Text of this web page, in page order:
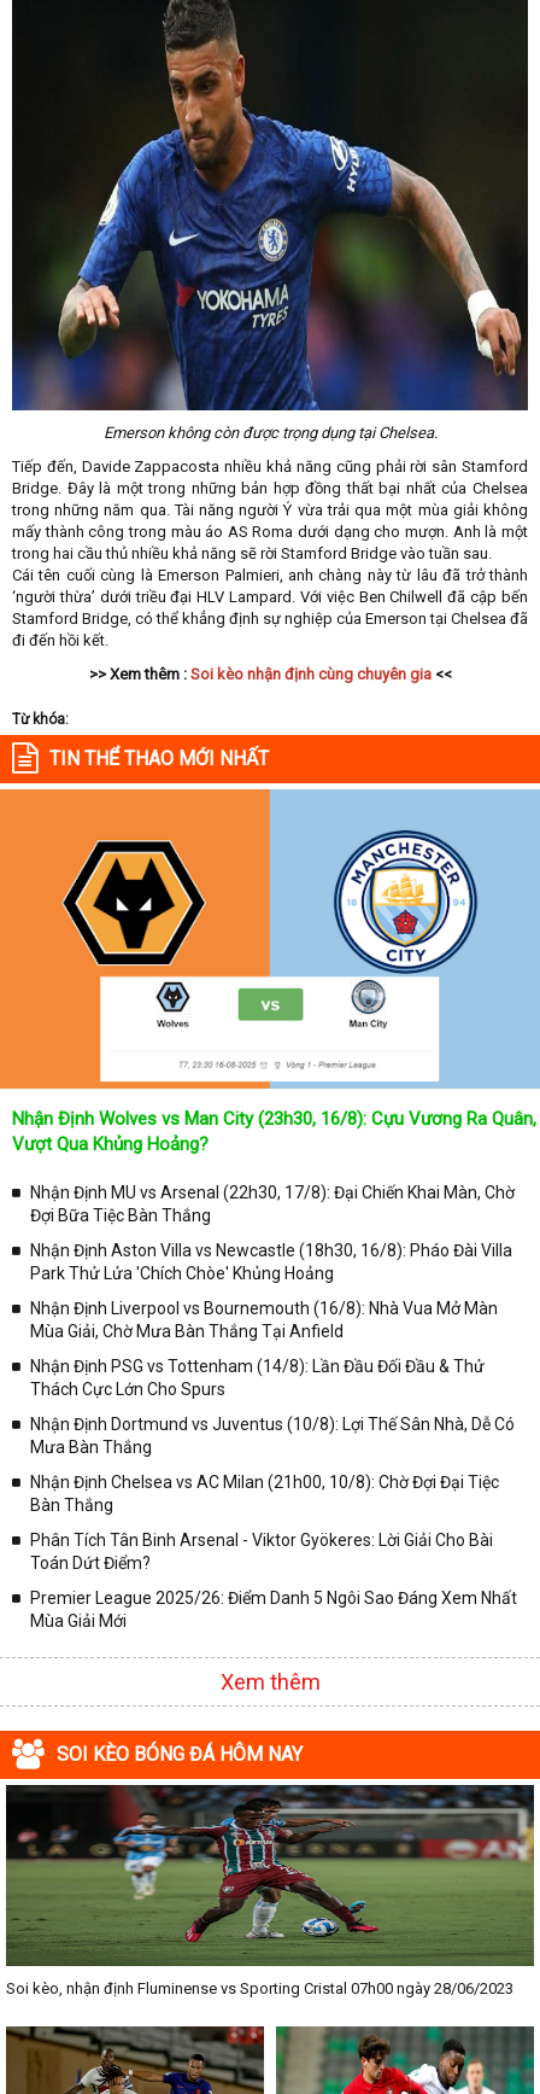
Emerson không còn được trọng dụng tại Chelsea.
Tiếp đến, Davide Zappacosta nhiều khả năng cũng phải rời sân Stamford
Bridge. Đây là một trong những bản hợp đồng thất bại nhất của Chelsea
trong những năm qua. Tài năng người Ý vừa trải qua một mùa giải không
mấy thành công trong màu áo AS Roma dưới dạng cho mượn. Anh là một
trong hai cầu thủ nhiều khả năng sẽ rời Stamford Bridge vào tuần sau.
Cái tên cuối cùng là Emerson Palmieri, anh chàng này từ lâu đã trở thành
‘người thừa’ dưới triều đại HLV Lampard. Với việc Ben Chilwell đã cập bến
Stamford Bridge, có thể khẳng định sự nghiệp của Emerson tại Chelsea đã
đi đến hồi kết.
>> Xem thêm : Soi kèo nhận định cùng chuyên gia<<
Từ khóa:
TIN THỂ THAO MỚI NHẤT
Nhận Định Wolves vs Man City (23h30, 16/8): Cựu Vương Ra Quân,
Vượt Qua Khủng Hoảng?
Nhận Định MU vs Arsenal (22h30, 17/8): Đại Chiến Khai Màn, Chờ
Đợi Bữa Tiệc Bàn Thắng
Nhận Định Aston Villa vs Newcastle (18h30, 16/8): Pháo Đài Villa
Park Thử Lửa 'Chích Chòe' Khủng Hoảng
Nhận Định Liverpool vs Bournemouth (16/8): Nhà Vua Mở Màn
Mùa Giải, Chờ Mưa Bàn Thắng Tại Anfield
Nhận Định PSG vs Tottenham (14/8): Lần Đầu Đối Đầu & Thử
Thách Cực Lớn Cho Spurs
Nhận Định Dortmund vs Juventus (10/8): Lợi Thế Sân Nhà, Dễ Có
Mưa Bàn Thắng
Nhận Định Chelsea vs AC Milan (21h00, 10/8): Chờ Đợi Đại Tiệc
Bàn Thắng
Phân Tích Tân Binh Arsenal - Viktor Gyökeres: Lời Giải Cho Bài
Toán Dứt Điểm?
Premier League 2025/26: Điểm Danh 5 Ngôi Sao Đáng Xem Nhất
Mùa Giải Mới
Xem thêm
SOI KÈO BÓNG ĐÁ HÔM NAY
Soi kèo, nhận định Fluminense vs Sporting Cristal 07h00 ngày 28/06/2023